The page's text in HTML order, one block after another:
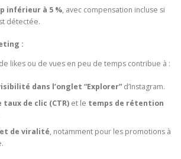
inférieur à 5 %, avec compensation incluse si
détectée.
:
likes ou de vues en peu de temps contribue à :
dans l’onglet “Explorer”d’Instagram.
de clic (CTR)et le temps de rétention
de viralité, notamment pour les promotions à